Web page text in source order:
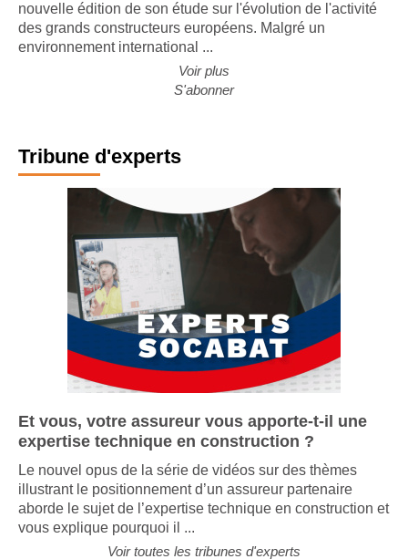
nouvelle édition de son étude sur l'évolution de l'activité
des grands constructeurs européens. Malgré un
environnement international ...
Voir plus
S'abonner
Tribune d'experts
Et vous, votre assureur vous apporte-t-il une
expertise technique en construction ?
Le nouvel opus de la série de vidéos sur des thèmes
illustrant le positionnement d’un assureur partenaire
aborde le sujet de l’expertise technique en construction et
vous explique pourquoi il ...
Voir toutes les tribunes d'experts